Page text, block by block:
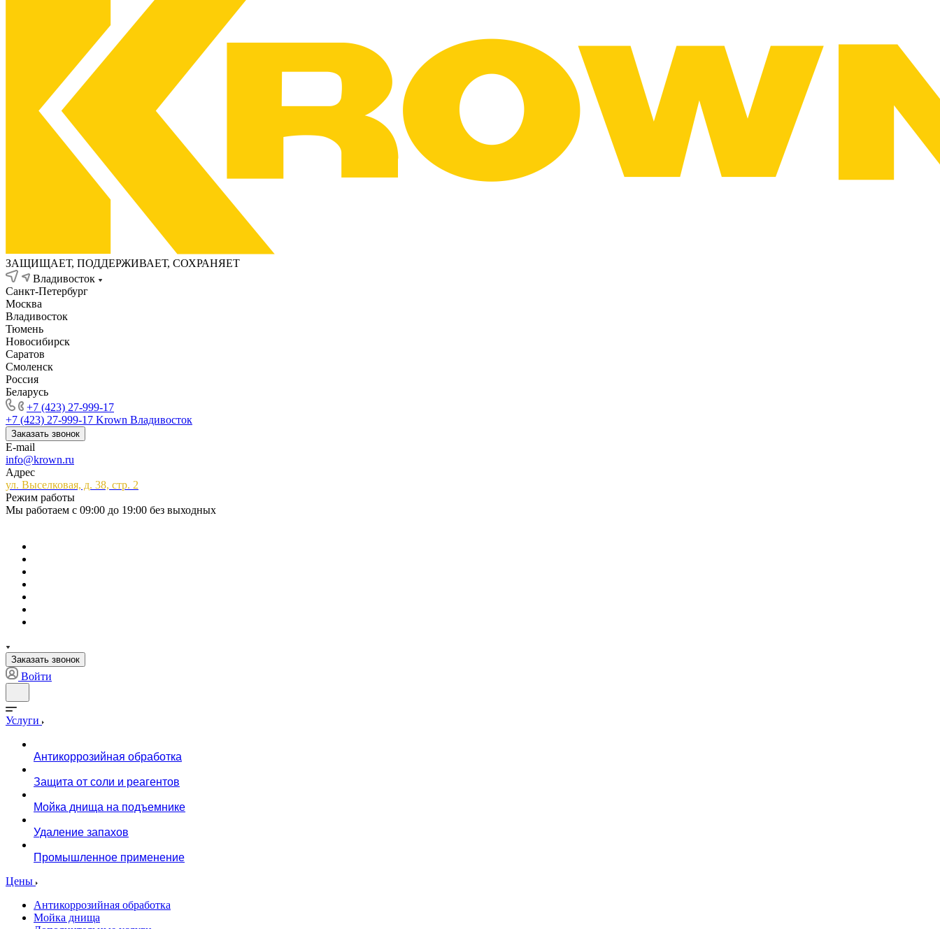
ЗАЩИЩАЕТ, ПОДДЕРЖИВАЕТ, СОХРАНЯЕТ
Владивосток
Санкт-Петербург
Москва
Владивосток
Тюмень
Новосибирск
Саратов
Смоленск
Россия
Беларусь
+7 (423) 27-999-17
+7 (423) 27-999-17 Krown Владивосток
Заказать звонок
E-mail
info@krown.ru
Адрес
ул. Выселковая, д. 38, стр. 2
Режим работы
Мы работаем с 09:00 до 19:00 без выходных
Заказать звонок
Войти
Услуги
Антикоррозийная обработка
Защита от соли и реагентов
Мойка днища на подъемнике
Удаление запахов
Промышленное применение
Цены
Антикоррозийная обработка
Мойка днища